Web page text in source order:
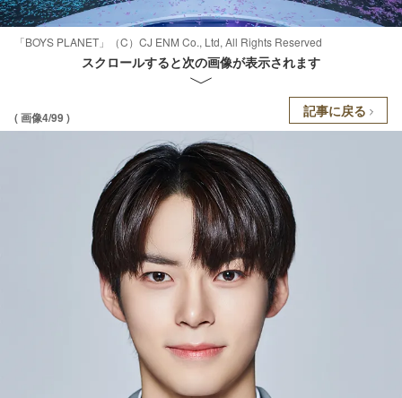
「BOYS PLANET」（C）CJ ENM Co., Ltd, All Rights Reserved
スクロールすると次の画像が表示されます
( 画像4/99 ) 記事に戻る